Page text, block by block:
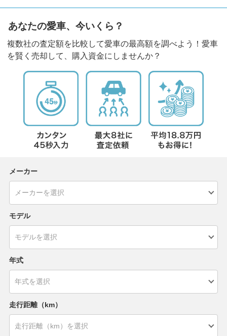
あなたの愛車、今いくら？
複数社の査定額を比較して愛車の最高額を調べよう！愛車
を賢く売却して、購入資金にしませんか？
メーカー
モデル
年式
走行距離（km）